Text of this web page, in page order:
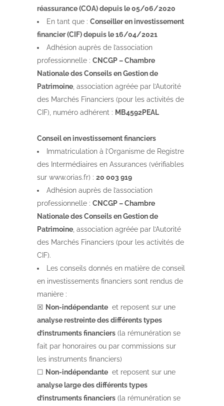
réassurance (COA) depuis le 05/06/2020
En tant que : Conseiller en investissement
financier (CIF) depuis le 16/04/2021
Adhésion auprès de l’association
professionnelle : CNCGP – Chambre
Nationale des Conseils en Gestion de
Patrimoine , association agréée par l’Autorité
des Marchés Financiers (pour les activités de
CIF), numéro adhérent : MB4592PEAL
Conseil en investissement financiers
Immatriculation à l’Organisme de Registre
des Intermédiaires en Assurances (vérifiables
sur www.orias.fr) : 20 003 919
Adhésion auprès de l’association
professionnelle : CNCGP – Chambre
Nationale des Conseils en Gestion de
Patrimoine , association agréée par l’Autorité
des Marchés Financiers (pour les activités de
CIF).
Les conseils donnés en matière de conseil
en investissements financiers sont rendus de
manière :
☒ Non-indépendante et reposent sur une
analyse restreinte des différents types
d’instruments financiers (la rémunération se
fait par honoraires ou par commissions sur
les instruments financiers)
☐ Non-indépendante et reposent sur une
analyse large des différents types
d’instruments financiers (la rémunération se